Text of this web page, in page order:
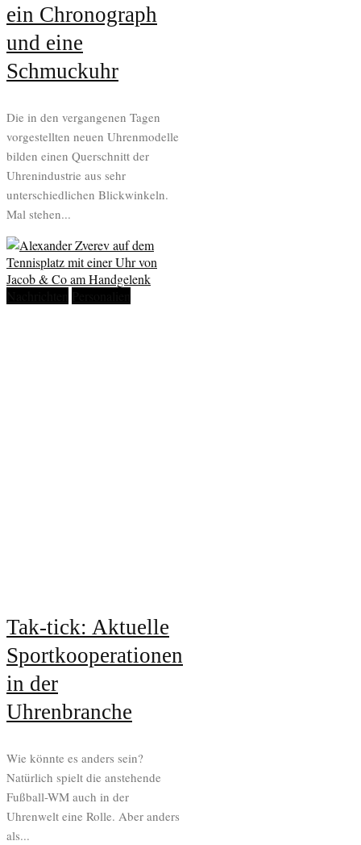
ein Chronograph
und eine
Schmuckuhr
Die in den vergangenen Tagen
vorgestellten neuen Uhrenmodelle
bilden einen Querschnitt der
Uhrenindustrie aus sehr
unterschiedlichen Blickwinkeln.
Mal stehen...
Tak-tick: Aktuelle
Sportkooperationen
in der
Uhrenbranche
Wie könnte es anders sein?
Natürlich spielt die anstehende
Fußball-WM auch in der
Uhrenwelt eine Rolle. Aber anders
als...